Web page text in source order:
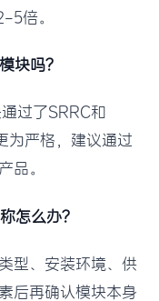
倍。
块吗？
过了SRRC和
为严格，建议通过
品。
怎么办？
型、安装环境、供
后再确认模块本身